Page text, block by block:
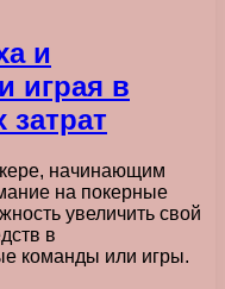
и
играя в
начинающим
на покерные
увеличить свой
в
команды или игры.